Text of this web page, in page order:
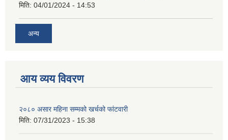
मिति: 04/01/2024 - 14:53
अन्य
आय व्यय विवरण
२०८० असार महिना सम्मको खर्चको फांटवारी
मिति: 07/31/2023 - 15:38